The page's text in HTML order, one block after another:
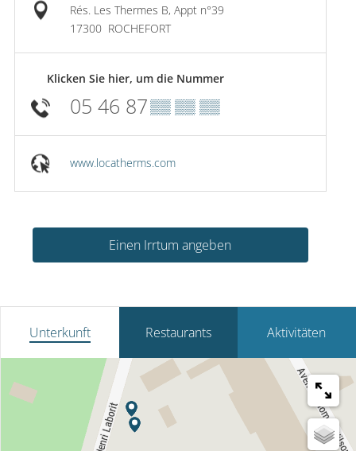
Rés. Les Thermes B, Appt n°39
17300 ROCHEFORT
Klicken Sie hier, um die Nummer
05 46 87▒▒ ▒▒ ▒▒
www.locatherms.com
Einen Irrtum angeben
Unterkunft Restaurants Aktivitäten